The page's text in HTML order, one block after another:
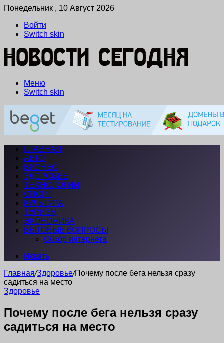
Понедельник , 10 Август 2026
Войти
Switch skin
Меню
Switch skin
ГЛАВНАЯ
АВТО
БИЗНЕС
ЗДОРОВЬЕ
ТЕХНОЛОГИИ
СПОРТ
КУЛЬТУРА
ТУРИЗМ
ЭКОНОМИКА
БЫТОВЫЕ ВОПРОСЫ
Обзор интернета
Искать
Главная/Здоровье/Почему после бега нельзя сразу
садиться на место
Здоровье
Почему после бега нельзя сразу
садиться на место